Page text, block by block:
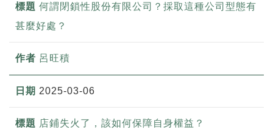
何謂閉鎖性股份有限公司？採取這種公司型態有
甚麼好處？
呂旺積
2025-03-06
店鋪失火了，該如何保障自身權益？